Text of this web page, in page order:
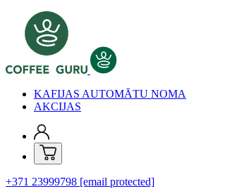
KAFIJAS AUTOMĀTU NOMA
AKCIJAS
+371 23999798 [email protected]